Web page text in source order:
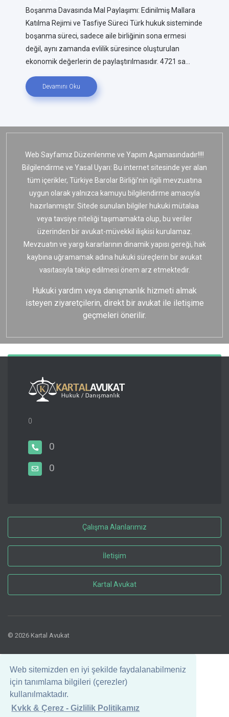
Web sitemizden en iyi şekilde faydalanabilmeniz
için tanımlama bilgileri (çerezler)
kullanılmaktadır.
Kvkk & Çerez - Gizlilik Politikamız
Boşanma Davasında Mal Paylaşımı: Edinilmiş Mallara
Katılma Rejimi ve Tasfiye Süreci Türk hukuk sisteminde
boşanma süreci, sadece aile birliğinin sona ermesi
değil, aynı zamanda evlilik süresince oluşturulan
ekonomik değerlerin de paylaştırılmasıdır. 4721 sa...
Devamını Oku
Web Sayfamız Düzenlenme ve Yapım Aşamasındadır!!!!
Bilgilendirme ve Yasal Uyarı: Bu internet sitesinde yer alan
tüm içerikler, Türkiye Barolar Birliği’nin ilgili mevzuatına
uygun olarak yalnızca kamuyu bilgilendirme amacıyla
hazırlanmıştır. Sitede sunulan bilgiler hukuki mütalaa
veya tavsiye niteliği taşımamakta olup, bu veriler
üzerinden bir avukat-müvekkil ilişkisi kurulamaz.
Mevzuatın ve yargı kararlarının dinamik yapısı gereği, hak
kaybına uğramamak adına hukuki süreçlerin bir avukat
vasıtasıyla takip edilmesi önem arz etmektedir.
Hukuki yardım veya danışmanlık hizmeti almak
isteyen ziyaretçilerin, direkt bir avukat ile iletişime
geçmeleri önerilir.
0
0
0
Çalışma Alanlarımız
İletişim
Kartal Avukat
© 2026 Kartal Avukat